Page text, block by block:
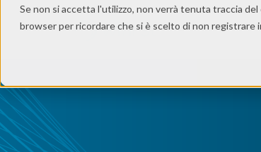
Se non si accetta l'utilizzo, non verrà tenuta traccia
browser per ricordare che si è scelto di non registrare